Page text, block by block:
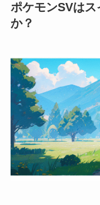
ポケモンSVは
か？